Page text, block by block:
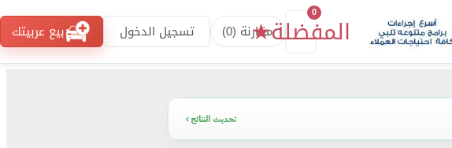
المفضلة
0
★
مقارنة (0
) تسجيل الدخول بيع عربيتك
تحديث النتائج